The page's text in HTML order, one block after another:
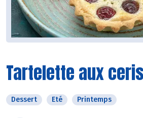
Tartelette aux
Dessert Eté Printemps